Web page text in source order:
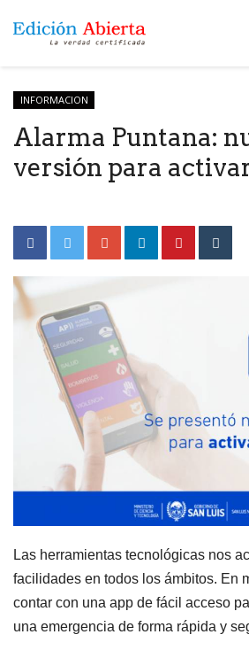
INFORMACION
Alarma Puntana:
versión para
Las herramientas tecnológicas nos
facilidades en todos los ámbitos. En
contar con una app de fácil acceso
una emergencia de forma rápida y